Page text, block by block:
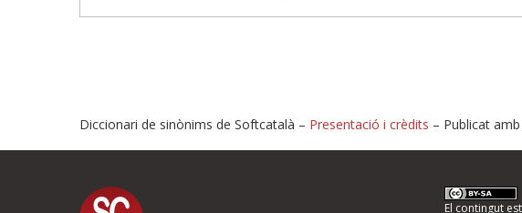
Proposeu-nos millores o
Diccionari de sinònims de Softcatalà – Presentació i crèdits – Publicat
El contingut